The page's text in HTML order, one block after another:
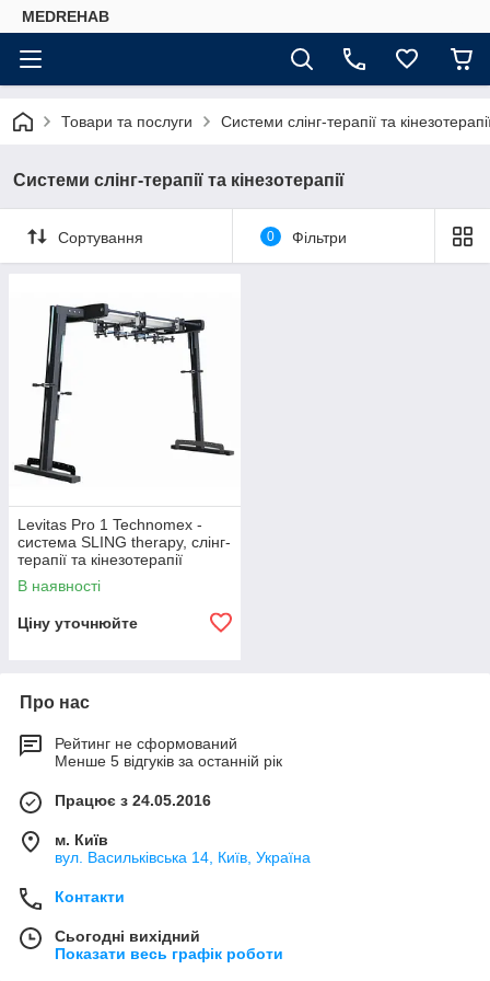
MEDREHAB
Товари та послуги Системи слінг-терапії та
Системи слінг-терапії та кінезотерапії
Сортування 0 Фільтри
Levitas Pro 1 Technomex -
система SLING therapy, слінг-
терапії та кінезотерапії
В наявності
Ціну уточнюйте
Про нас
Рейтинг не сформований
Менше 5 відгуків за останній рік
Працює з 24.05.2016
м. Київ
вул. Васильківська 14, Київ, Україна
Контакти
Сьогодні вихідний
Показати весь графік роботи